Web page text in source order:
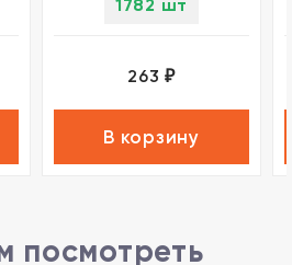
1782 шт
263 ₽
В корзину
посмотреть